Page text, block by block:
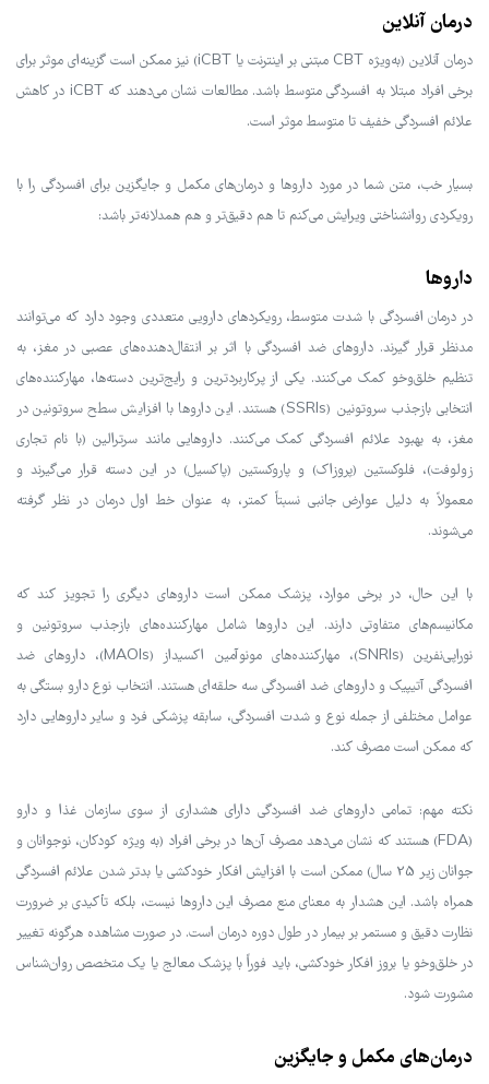
درمان آنلاین
درمان آنلاین (به‌ویژه CBT مبتنی بر اینترنت یا iCBT) نیز ممکن است گزینه‌ای موثر برای
برخی افراد مبتلا به افسردگی متوسط باشد. مطالعات نشان می‌دهند که iCBT در کاهش
علائم افسردگی خفیف تا متوسط موثر است.
بسیار خب، متن شما در مورد داروها و درمان‌های مکمل و جایگزین برای افسردگی را با
رویکردی روانشناختی ویرایش می‌کنم تا هم دقیق‌تر و هم همدلانه‌تر باشد:
داروها
در درمان افسردگی با شدت متوسط، رویکردهای دارویی متعددی وجود دارد که می‌توانند
مدنظر قرار گیرند. داروهای ضد افسردگی با اثر بر انتقال‌دهنده‌های عصبی در مغز، به
تنظیم خلق‌وخو کمک می‌کنند. یکی از پرکاربردترین و رایج‌ترین دسته‌ها، مهارکننده‌های
انتخابی بازجذب سروتونین (SSRIs) هستند. این داروها با افزایش سطح سروتونین در
مغز، به بهبود علائم افسردگی کمک می‌کنند. داروهایی مانند سرترالین (با نام تجاری
زولوفت)، فلوکستین (پروزاک) و پاروکستین (پاکسیل) در این دسته قرار می‌گیرند و
معمولاً به دلیل عوارض جانبی نسبتاً کمتر، به عنوان خط اول درمان در نظر گرفته
می‌شوند.
با این حال، در برخی موارد، پزشک ممکن است داروهای دیگری را تجویز کند که
مکانیسم‌های متفاوتی دارند. این داروها شامل مهارکننده‌های بازجذب سروتونین و
نوراپی‌نفرین (SNRIs)، مهارکننده‌های مونوآمین اکسیداز (MAOIs)، داروهای ضد
افسردگی آتیپیک و داروهای ضد افسردگی سه حلقه‌ای هستند. انتخاب نوع دارو بستگی به
عوامل مختلفی از جمله نوع و شدت افسردگی، سابقه پزشکی فرد و سایر داروهایی دارد
که ممکن است مصرف کند.
نکته مهم: تمامی داروهای ضد افسردگی دارای هشداری از سوی سازمان غذا و دارو
(FDA) هستند که نشان می‌دهد مصرف آن‌ها در برخی افراد (به ویژه کودکان، نوجوانان و
جوانان زیر 25 سال) ممکن است با افزایش افکار خودکشی یا بدتر شدن علائم افسردگی
همراه باشد. این هشدار به معنای منع مصرف این داروها نیست، بلکه تأکیدی بر ضرورت
نظارت دقیق و مستمر بر بیمار در طول دوره درمان است. در صورت مشاهده هرگونه تغییر
در خلق‌وخو یا بروز افکار خودکشی، باید فوراً با پزشک معالج یا یک متخصص روان‌شناس
مشورت شود.
درمان‌های مکمل و جایگزین